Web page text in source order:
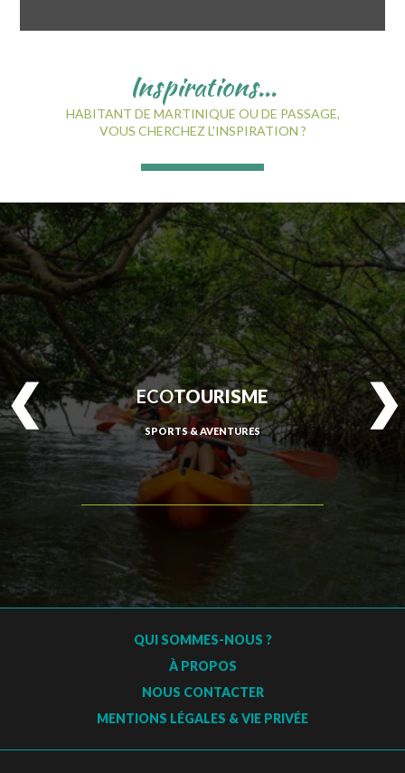
Inspirations...
HABITANT DE MARTINIQUE OU DE PASSAGE,
VOUS CHERCHEZ L'INSPIRATION ?
ECOTOURISME
SPORTS & AVENTURES
QUI SOMMES-NOUS ?
À PROPOS
NOUS CONTACTER
MENTIONS LÉGALES & VIE PRIVÉE